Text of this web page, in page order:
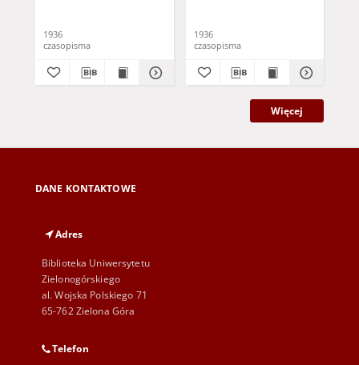
1936
czasopisma
1936
czasopisma
Więcej
DANE KONTAKTOWE
Adres
Biblioteka Uniwersytetu
Zielonogórskiego
al. Wojska Polskiego 71
65-762 Zielona Góra
Telefon